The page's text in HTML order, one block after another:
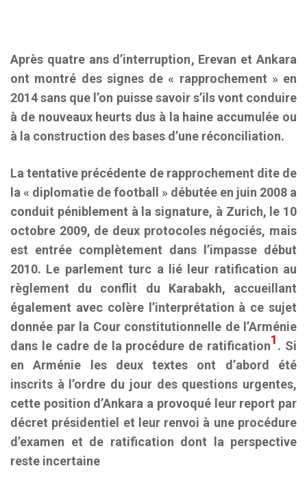
Après quatre ans d’interruption, Erevan et Ankara
ont montré des signes de « rapprochement » en
2014 sans que l’on puisse savoir s’ils vont conduire
à de nouveaux heurts dus à la haine accumulée ou
à la construction des bases d’une réconciliation.
La tentative précédente de rapprochement dite de
la « diplomatie de football » débutée en juin 2008 a
conduit péniblement à la signature, à Zurich, le 10
octobre 2009, de deux protocoles négociés, mais
est entrée complètement dans l’impasse début
2010. Le parlement turc a lié leur ratification au
règlement du conflit du Karabakh, accueillant
également avec colère l’interprétation à ce sujet
donnée par la Cour constitutionnelle de l’Arménie
dans le cadre de la procédure de ratification1. Si
en Arménie les deux textes ont d’abord été
inscrits à l’ordre du jour des questions urgentes,
cette position d’Ankara a provoqué leur report par
décret présidentiel et leur renvoi à une procédure
d’examen et de ratification dont la perspective
reste incertaine